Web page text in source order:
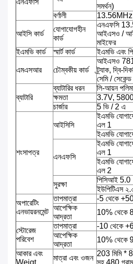
এনএফসি
সমর্থন)
বর্ণালী
13.56MHz
আইসি কার্ড
যোগাযোগহীন
কার্ড
এনএফসি
আইএসও /
মাইফের
ইএমভি কার্ড
স্মার্ট কার্ড ইএমভি এবং
এমএসআর চৌম্বকীয় কার্ড
আইএসও
ট্র্যাক, দ্বি-
সেমি /
ব্যাটারি
ব্যাটারির ধরন
লি-আয়ন
ক্ষমতা
3.7V,
চার্জার
5 ভি / 2 এ
শংসাপত্র
আইসিসি
ইএমভি
এল 1
ইএমভি
এনএফসি
ইএমভি
এল 1
ইএমভি
এল 2
সুরক্ষা
পিসিআই 5.0
ইউপিটিএস
অপারেটিং
এনভায়রনমেন্ট
তাপমাত্রা
-5 থেকে
আপেক্ষিক
আদ্রতা
10% থেকে
স্টোরেজ
পরিবেশ
তাপমাত্রা
-10 থেকে
আপেক্ষিক
আদ্রতা
10% থেকে
আকার এবং
মাত্রা এবং ওজন
203 মিমি *